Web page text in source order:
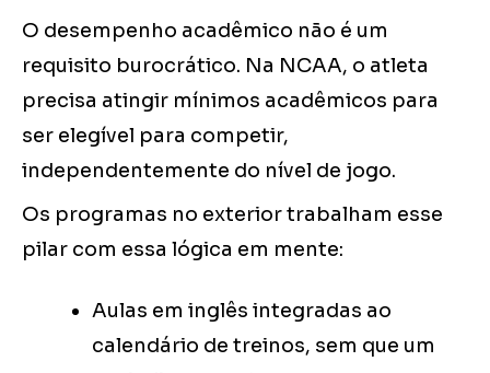
O desempenho acadêmico não é um
requisito burocrático. Na NCAA, o atleta
precisa atingir mínimos acadêmicos para
ser elegível para competir,
independentemente do nível de jogo.
Os programas no exterior trabalham esse
pilar com essa lógica em mente:
Aulas em inglês integradas ao
calendário de treinos, sem que um